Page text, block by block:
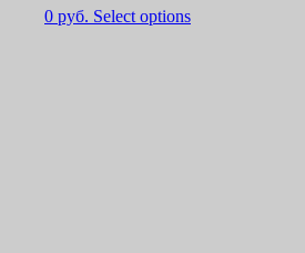
0 руб. Select options